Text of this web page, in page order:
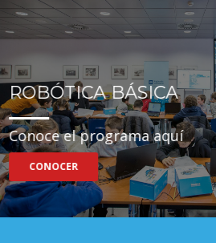
ROBÓTICA BÁSICA
Conoce el programa aquí
CONOCER